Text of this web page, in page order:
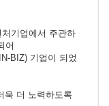
기업에서 주관하
어
BIZ) 기업이 되었
욱 더 노력하도록